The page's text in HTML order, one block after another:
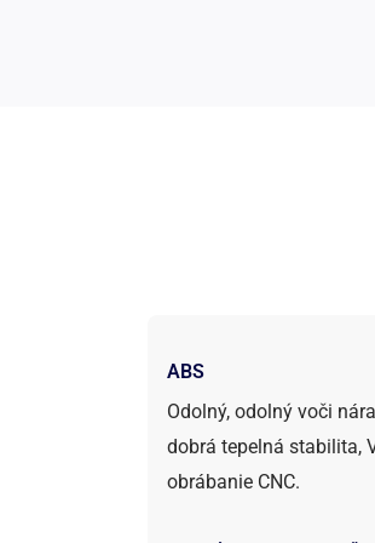
ABS
Odolný, odolný voči
dobrá tepelná stabilita,
obrábanie CNC.